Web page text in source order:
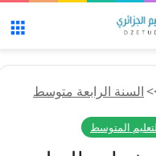
السنة الرابعة متوسط
المتوسط